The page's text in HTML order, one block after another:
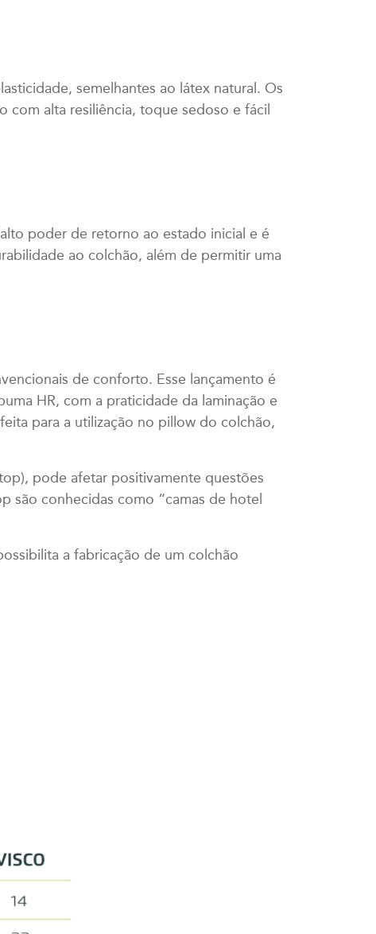
semelhantes ao látex natural. Os
alta resiliência, toque sedoso e fácil
poder de retorno ao estado inicial e é
ao colchão, além de permitir uma
de conforto. Esse lançamento é
HR, com a praticidade da laminação e
para a utilização no pillow do colchão,
pode afetar positivamente questões
são conhecidas como “camas de hotel
a fabricação de um colchão